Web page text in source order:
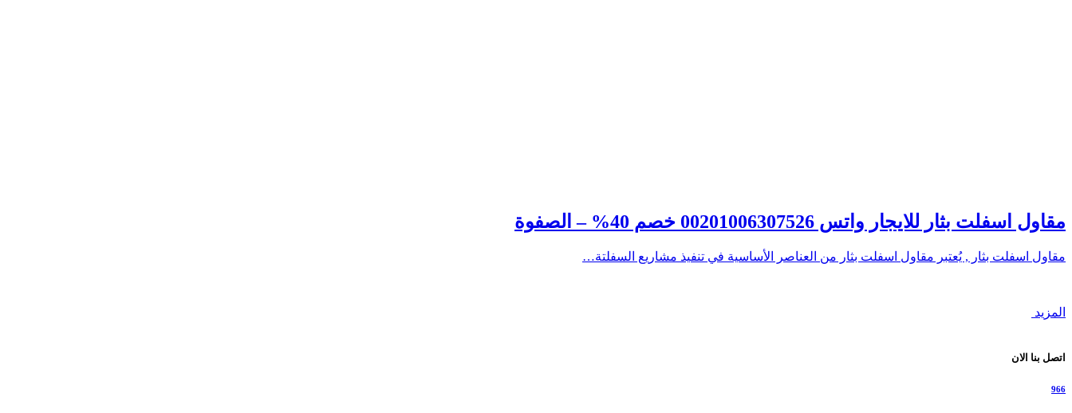
مقاول اسفلت بثار للايجار واتس 00201006307526 خصم 40% – الصفوة
مقاول اسفلت بثار , يُعتبر مقاول اسفلت بثار من العناصر الأساسية في تنفيذ مشاريع السفلتة…
المزيد
اتصل بنا الان
966